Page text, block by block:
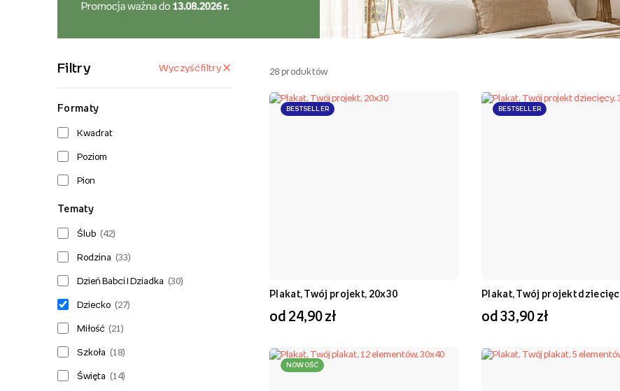
Filtry Wyczyść filtry
Formaty
Kwadrat
Poziom
Pion
Tematy
Ślub (42)
Rodzina (33)
Dzień Babci I Dziadka (30)
Dziecko (27)
Miłość (21)
Szkoła (18)
Święta (14)
28 produktów
BESTSELLER
Plakat, Twój projekt, 20x30
od 24,90 zł
BESTSELLER
Plakat, Twój projekt
od 33,90 zł
NOWOŚĆ